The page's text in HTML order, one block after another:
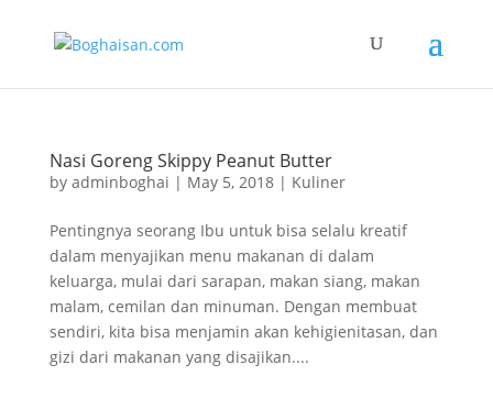
Nasi Goreng Skippy Peanut Butter
by adminboghai | May 5, 2018| Kuliner
Pentingnya seorang Ibu untuk bisa selalu kreatif
dalam menyajikan menu makanan di dalam
keluarga, mulai dari sarapan, makan siang, makan
malam, cemilan dan minuman. Dengan membuat
sendiri, kita bisa menjamin akan kehigienitasan, dan
gizi dari makanan yang disajikan....